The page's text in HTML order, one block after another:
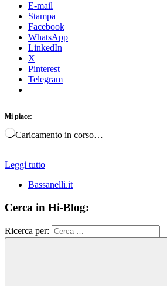
E-mail
Stampa
Facebook
WhatsApp
LinkedIn
X
Pinterest
Telegram
Mi piace:
Caricamento in corso…
Leggi tutto
Bassanelli.it
Cerca in Hi-Blog:
Ricerca per: